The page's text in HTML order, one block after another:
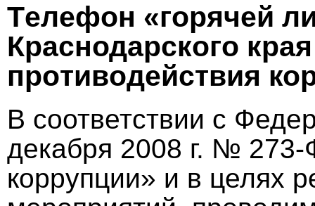
Тeлeфoн «гopячeй
Кpаснодаpcкoгo
пpoтивoдeйcтвия
В соответствии с
декабря 2008 г. №
коррупции» и в целях